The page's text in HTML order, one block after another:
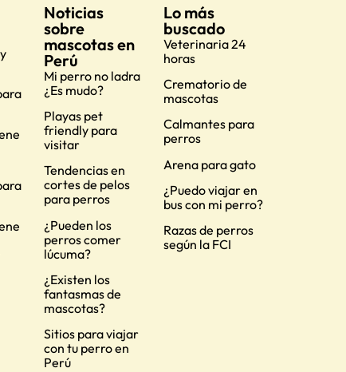
Noticias
sobre
mascotas en
Perú
Mi perro no ladra
¿Es mudo?
Playas pet
friendly para
visitar
Tendencias en
cortes de pelos
para perros
¿Pueden los
perros comer
lúcuma?
¿Existen los
fantasmas de
mascotas?
Sitios para viajar
con tu perro en
Perú
Lo más
buscado
Veterinaria 24
horas
Crematorio de
mascotas
Calmantes para
perros
Arena para gato
¿Puedo viajar en
bus con mi perro?
Razas de perros
según la FCI